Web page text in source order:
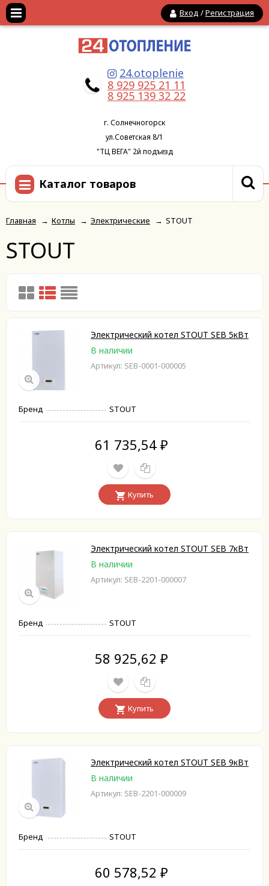
Вход /Регистрация
24.otoplenie
8 929 925 21 11
8 925 139 32 22
г. Солнечногорск
ул.Советская 8/1
"ТЦ ВЕГА" 2й подъезд
Каталог товаров
Главная → Котлы → Электрические → STOUT
STOUT
Электрический котел STOUT SEB 5кВт
В наличии
Артикул: SEB-0001-000005
Бренд STOUT
61 735,54 ₽
Купить
Электрический котел STOUT SEB 7кВт
В наличии
Артикул: SEB-2201-000007
Бренд STOUT
58 925,62 ₽
Купить
Электрический котел STOUT SEB 9кВт
В наличии
Артикул: SEB-2201-000009
Бренд STOUT
60 578,52 ₽